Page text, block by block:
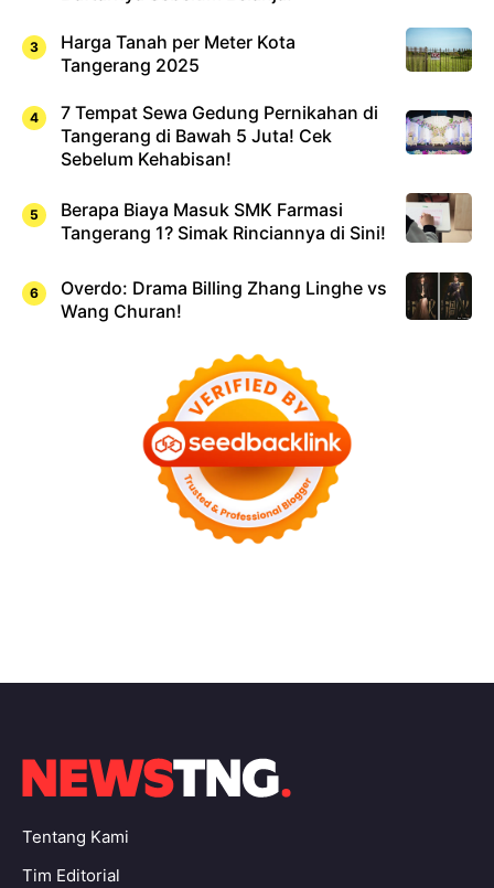
Harga Tanah per Meter Kota
Tangerang 2025
7 Tempat Sewa Gedung Pernikahan di
Tangerang di Bawah 5 Juta! Cek
Sebelum Kehabisan!
Berapa Biaya Masuk SMK Farmasi
Tangerang 1? Simak Rinciannya di Sini!
Overdo: Drama Billing Zhang Linghe vs
Wang Churan!
Tentang Kami
Tim Editorial